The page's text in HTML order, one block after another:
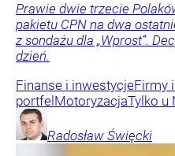
Prawie dwie trzecie
pakietu CPN na dwa
z sondażu dla „Wprost”.
dzień.
Finanse i inwestycjeFirmy
portfel MotoryzacjaTylko u
Radosław Święcki